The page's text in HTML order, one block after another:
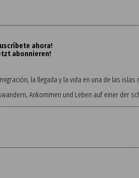
ahora!
abonnieren!
la llegada y la vida en una de las
Ankommen und Leben auf einer der